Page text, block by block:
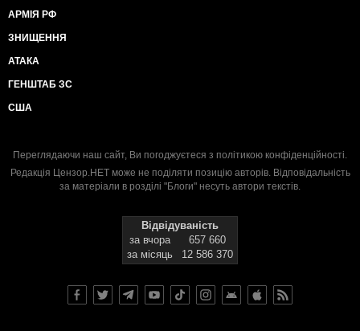
АРМІЯ РФ
ЗНИЩЕННЯ
АТАКА
ГЕНШТАБ ЗС
США
Переглядаючи наш сайт, Ви погоджуєтеся з політикою конфіденційності.
Редакція Цензор.НЕТ може не поділяти позицію авторів. Відповідальність
за матеріали в розділі "Блоги" несуть автори текстів.
Відвідуваність
за вчора
657 660
за місяць
12 586 370